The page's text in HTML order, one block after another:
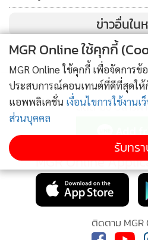
ข่าวอื่นใน
ติดตามข่าวสารผ่
MGR Online
ติดตาม MGR
MGR Online ใช้คุกกี้
MGR Online ใช้คุกกี้ เพื่อจัดการ
ประสบการณ์คอนเทนต์ที่ดีที่สุดให้
แอพพลิเคชั่น เงื่อนไขการใช้งานเ
ส่วนบุคคล
รับทร